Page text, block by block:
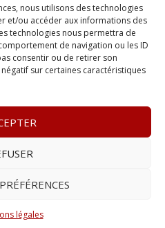
nous utilisons des technologies
et/ou accéder aux informations des
technologies nous permettra de
de navigation ou les ID
consentir ou de retirer son
sur certaines caractéristiques
légales
–Zone Franche Cité Dillon
–
l’Agence 4gency